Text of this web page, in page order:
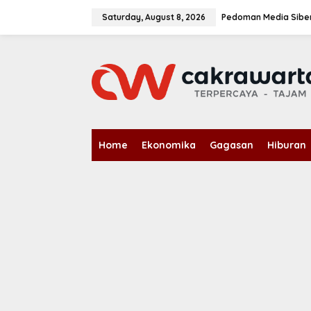
Saturday, August 8, 2026 Pedoman Media
Home Ekonomika Gagasan Hiburan